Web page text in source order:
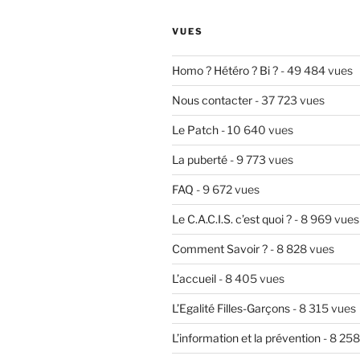
VUES
Homo ? Hétéro ? Bi ? - 49 484 vues
Nous contacter - 37 723 vues
Le Patch - 10 640 vues
La puberté - 9 773 vues
FAQ - 9 672 vues
Le C.A.C.I.S. c’est quoi ? - 8 969 vues
Comment Savoir ? - 8 828 vues
L’accueil - 8 405 vues
L’Egalité Filles-Garçons - 8 315 vues
L’information et la prévention - 8